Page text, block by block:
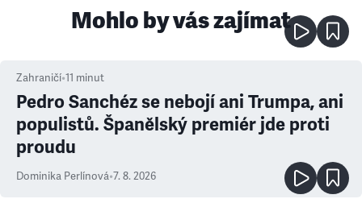
Mohlo by vás zajímat
Zahraničí•11 minut
Pedro Sanchéz se nebojí ani Trumpa, ani
populistů. Španělský premiér jde proti
proudu
Dominika Perlínová•7. 8. 2026